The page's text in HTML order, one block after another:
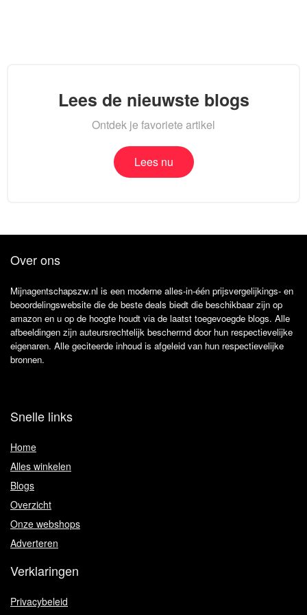
Lees de nieuwste blogs
Ontdek je favoriete artikel
Lees nu
Over ons
Mijnagentschapszw.nl is een moderne alles-in-één prijsvergelijkings- en
beoordelingswebsite die de beste deals biedt die beschikbaar zijn op
amazon en u op de hoogte houdt via de laatst toegevoegde blogs. Alle
afbeeldingen zijn auteursrechtelijk beschermd door hun respectievelijke
eigenaren. Alle geciteerde inhoud is afgeleid van hun respectievelijke
bronnen.
Snelle links
Home
Alles winkelen
Blogs
Overzicht
Onze webshops
Adverteren
Verklaringen
Privacybeleid